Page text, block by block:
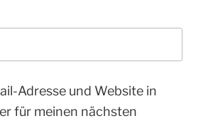
Adresse und Website in
für meinen nächsten